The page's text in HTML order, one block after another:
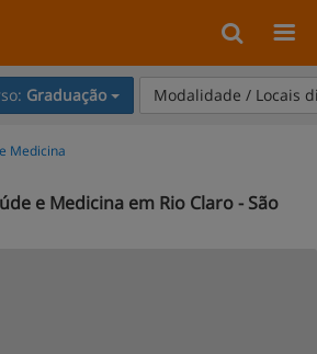
Graduação Modalidade / Locais
Medicina
e Medicina em Rio Claro - São